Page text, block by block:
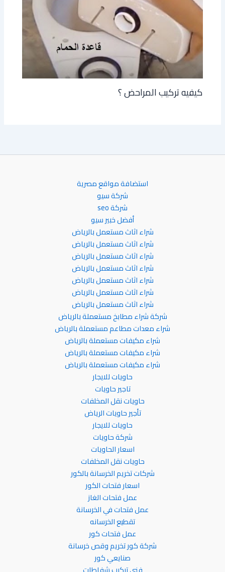
كيفيه تركيب المراحض ؟
استضافة مواقع مصرية
شركة سيو
شركة seo
أفضل خبير سيو
شراء اثاث مستعمل بالرياض
شراء اثاث مستعمل بالرياض
شراء اثاث مستعمل بالرياض
شراء اثاث مستعمل بالرياض
شراء اثاث مستعمل بالرياض
شراء اثاث مستعمل بالرياض
شراء اثاث مستعمل بالرياض
شركة شراء مطابخ مستعملة بالرياض
شراء معدات مطاعم مستعملة بالرياض
شراء مكيفات مستعملة بالرياض
شراء مكيفات مستعملة بالرياض
شراء مكيفات مستعملة بالرياض
حاويات للايجار
تاجير حاويات
حاويات نقل المخلفات
تأجير حاويات الرياض
حاويات للايجار
شركة حاويات
اسعار الحاويات
حاويات نقل المخلفات
شركات تخريم الخرسانة بالكور
اسعار فتحات الكور
عمل فتحات الغاز
عمل فتحات في الخرسانة
تقطيع الخرسانه
عمل فتحات كور
شركة كور تخريم وقص خرسانة
صنايعي كور